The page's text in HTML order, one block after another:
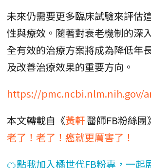
未來仍需要更多臨床試驗來評估
性與療效。隨著對衰老機制的深
全有效的治療方案將成為降低年
及改善治療效果的重要方向。
https://pmc.ncbi.nlm.nih.gov/
本文轉載自《黃軒醫師FB粉絲團
老了！老了！癌就更厲害了！
🍊點我加入橘世代FB粉專，一起